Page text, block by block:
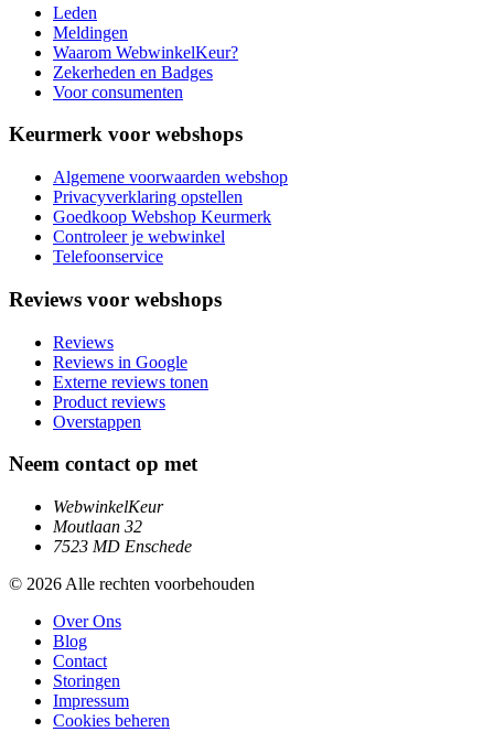
Leden
Meldingen
Waarom WebwinkelKeur?
Zekerheden en Badges
Voor consumenten
Keurmerk voor webshops
Algemene voorwaarden webshop
Privacyverklaring opstellen
Goedkoop Webshop Keurmerk
Controleer je webwinkel
Telefoonservice
Reviews voor webshops
Reviews
Reviews in Google
Externe reviews tonen
Product reviews
Overstappen
Neem contact op met
WebwinkelKeur
Moutlaan 32
7523 MD Enschede
© 2026 Alle rechten voorbehouden
Over Ons
Blog
Contact
Storingen
Impressum
Cookies beheren